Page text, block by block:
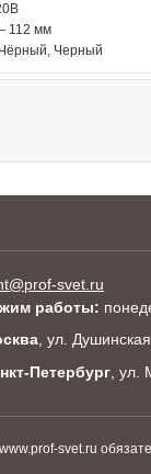
112 мм
Черный
svet.ru
работы:
, ул.
Петербург ,
svet.ru